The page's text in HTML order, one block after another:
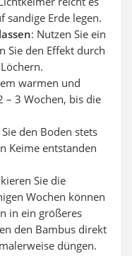
sandige Erde legen.
: Nutzen Sie ein
Sie den Effekt durch
warmen und
– 3 Wochen, bis die
den Boden stets
Keime entstanden
Sie die
Wochen können
in ein größeres
den Bambus direkt
düngen.